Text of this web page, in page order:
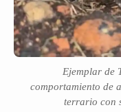
Ejemplar de
comportamiento de
terrario con